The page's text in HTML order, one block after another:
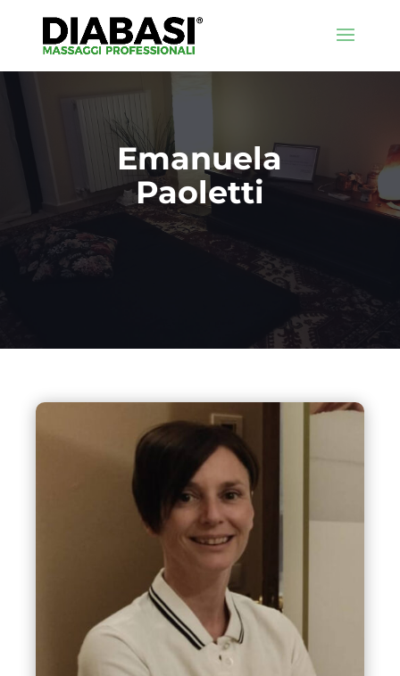
Emanuela
Paoletti